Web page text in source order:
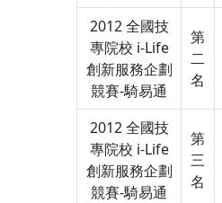
2012 全國技
專院校 i-Life
創新服務企劃
競賽-騎易通
第
二
名
2012 全國技
專院校 i-Life
創新服務企劃
競賽-騎易通
第
三
名